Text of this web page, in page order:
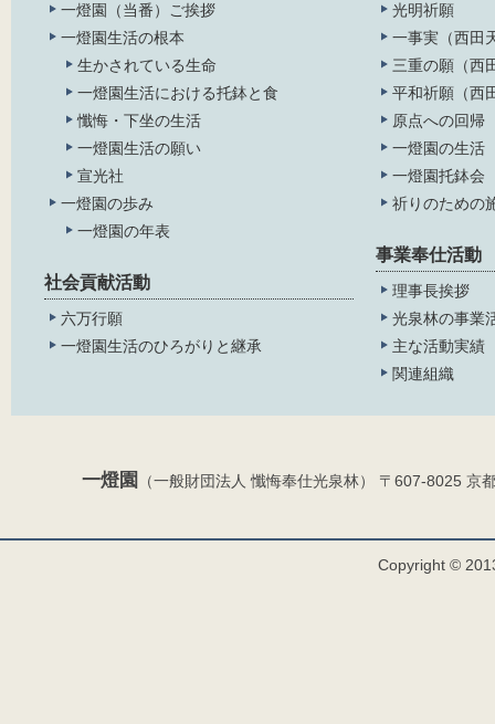
一燈園（当番）ご挨拶
一燈園生活の根本
生かされている生命
一燈園生活における托鉢と食
懺悔・下坐の生活
一燈園生活の願い
宣光社
一燈園の歩み
一燈園の年表
社会貢献活動
六万行願
一燈園生活のひろがりと継承
光明祈願
一事実（西田
三重の願（西
平和祈願（西
原点への回帰
一燈園の生活
一燈園托鉢会
祈りのための
事業奉仕活動
理事長挨拶
光泉林の事業
主な活動実績
関連組織
一燈園 （一般財団法人 懺悔奉仕光泉林） 〒607-8025
Copyright ©